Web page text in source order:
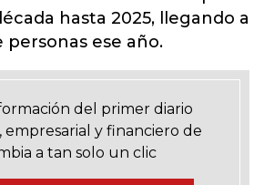
hasta 2025, llegando a
personas ese año.
del primer diario
empresarial y financiero de
a tan solo un clic